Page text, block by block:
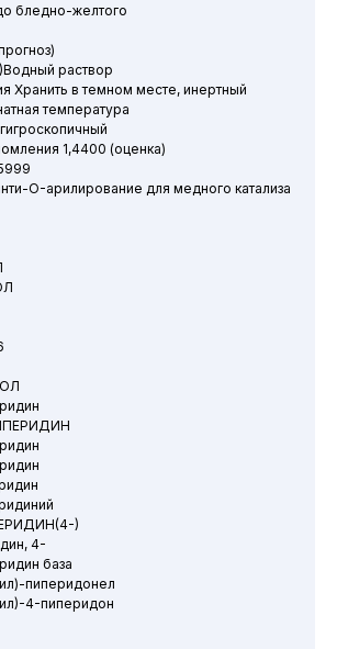
бледно-желтого
раствор
Хранить в темном месте, инертный
температура
1,4400 (оценка)
O-арилирование для медного катализа
)
4-
база
пиперидонел
4-пиперидон